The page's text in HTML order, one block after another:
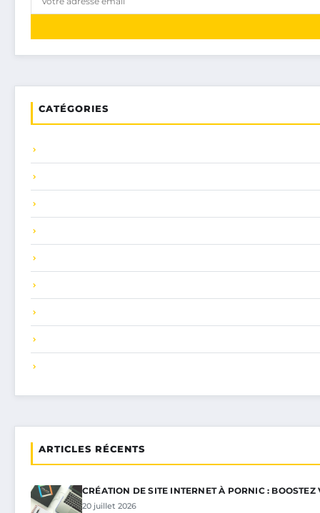
CATÉGORIES
ARTICLES RÉCENTS
CRÉATION DE SITE INTERNET À PORNIC : BOOSTEZ
20 juillet 2026